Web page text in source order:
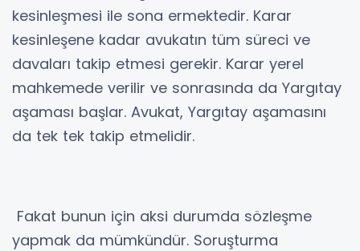
kesinleşmesi ile sona ermektedir. Karar
kesinleşene kadar avukatın tüm süreci ve
davaları takip etmesi gerekir. Karar yerel
mahkemede verilir ve sonrasında da Yargıtay
aşaması başlar. Avukat, Yargıtay aşamasını
da tek tek takip etmelidir.
Fakat bunun için aksi durumda sözleşme
yapmak da mümkündür. Soruşturma